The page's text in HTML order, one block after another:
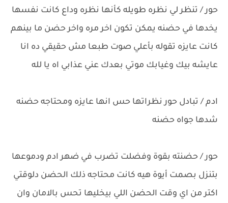
حور / تنظر لي نظره طويله كأنها نظره وداع كانت نفسها
يخدها في حضنه يمكن تكون اخر مره واخر حضن ما بينهم
كانت عايزه تقوله بأعلي صوت طبعا مش حقيقي ده انا
عايشه بيك وغيابك موتي بعدك عني عذابي اه يا لله
ادم / تبادل حور نظراتها حس انها عايزه ومحتاجه حضنه
شدها جواه حضنه
حور / حضنته بقوة وفضلت تضرب في ضهر ادم ودموعها
بتنزل بصمت أيوة هيه كانت محتاجه ذلك الحضن دلوقتي
اكتر من اي وقت الحضن اللي بيخليها تحس بالامان وان